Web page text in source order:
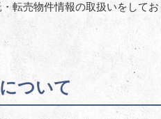
転売物件情報の取扱いをして
ついて